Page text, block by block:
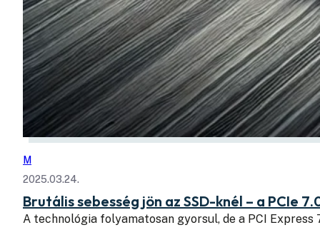
M
2025.03.24.
Brutális sebesség jön az SSD-knél – a PCIe
A technológia folyamatosan gyorsul, de a PCI Express